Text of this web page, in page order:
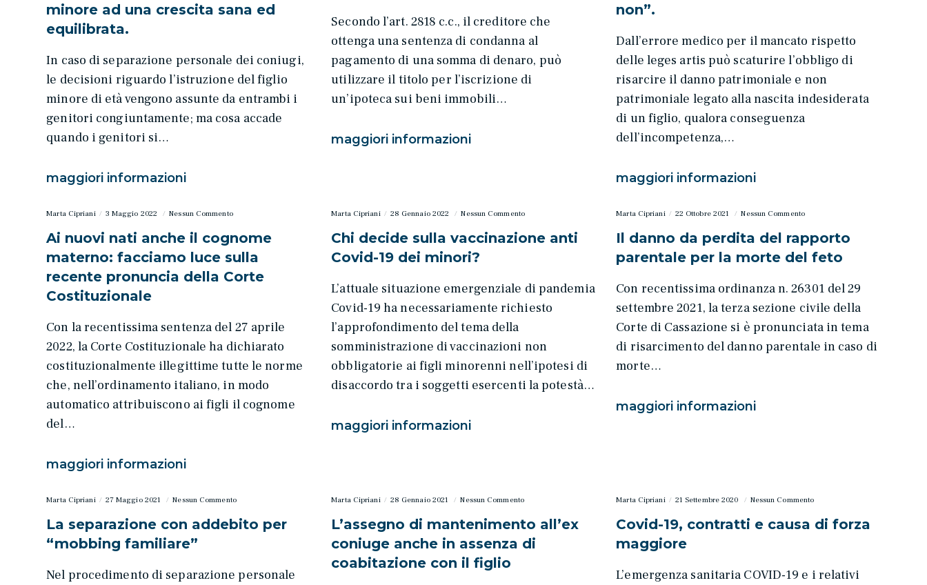
minore ad una crescita sana ed
equilibrata.
In caso di separazione personale dei coniugi,
le decisioni riguardo l’istruzione del figlio
minore di età vengono assunte da entrambi i
genitori congiuntamente; ma cosa accade
quando i genitori si…
maggiori informazioni
Secondo l’art. 2818 c.c., il creditore che
ottenga una sentenza di condanna al
pagamento di una somma di denaro, può
utilizzare il titolo per l’iscrizione di
un’ipoteca sui beni immobili…
maggiori informazioni
non”.
Dall’errore medico per il mancato rispetto
delle leges artis può scaturire l’obbligo di
risarcire il danno patrimoniale e non
patrimoniale legato alla nascita indesiderata
di un figlio, qualora conseguenza
dell’incompetenza,…
maggiori informazioni
Marta Cipriani 3 Maggio 2022 Nessun Commento
Ai nuovi nati anche il cognome
materno: facciamo luce sulla
recente pronuncia della Corte
Costituzionale
Con la recentissima sentenza del 27 aprile
2022, la Corte Costituzionale ha dichiarato
costituzionalmente illegittime tutte le norme
che, nell’ordinamento italiano, in modo
automatico attribuiscono ai figli il cognome
del…
maggiori informazioni
Marta Cipriani 28 Gennaio 2022 Nessun Commento
Chi decide sulla vaccinazione anti
Covid-19 dei minori?
L’attuale situazione emergenziale di pandemia
Covid-19 ha necessariamente richiesto
l’approfondimento del tema della
somministrazione di vaccinazioni non
obbligatorie ai figli minorenni nell’ipotesi di
disaccordo tra i soggetti esercenti la potestà…
maggiori informazioni
Marta Cipriani 22 Ottobre 2021 Nessun Commento
Il danno da perdita del rapporto
parentale per la morte del feto
Con recentissima ordinanza n. 26301 del 29
settembre 2021, la terza sezione civile della
Corte di Cassazione si è pronunciata in tema
di risarcimento del danno parentale in caso di
morte…
maggiori informazioni
Marta Cipriani 27 Maggio 2021 Nessun Commento
La separazione con addebito per
“mobbing familiare”
Nel procedimento di separazione personale
Marta Cipriani 28 Gennaio 2021 Nessun Commento
L’assegno di mantenimento all’ex
coniuge anche in assenza di
coabitazione con il figlio
Marta Cipriani 21 Settembre 2020 Nessun Commento
Covid-19, contratti e causa di forza
maggiore
L’emergenza sanitaria COVID-19 e i relativi